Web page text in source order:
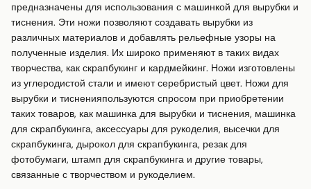
предназначены для использования с машинкой для вырубки и
тиснения. Эти ножи позволяют создавать вырубки из
различных материалов и добавлять рельефные узоры на
полученные изделия. Их широко применяют в таких видах
творчества, как скрапбукинг и кардмейкинг. Ножи изготовлены
из углеродистой стали и имеют серебристый цвет. Ножи для
вырубки и тисненияпользуются спросом при приобретении
таких товаров, как машинка для вырубки и тиснения, машинка
для скрапбукинга, аксессуары для рукоделия, высечки для
скрапбукинга, дырокол для скрапбукинга, резак для
фотобумаги, штамп для скрапбукинга и другие товары,
связанные с творчеством и рукоделием.